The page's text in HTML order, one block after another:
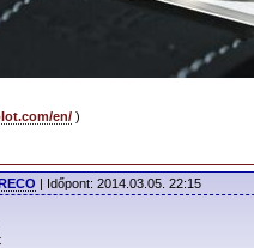
en/ )
| Időpont: 2014.03.05. 22:15